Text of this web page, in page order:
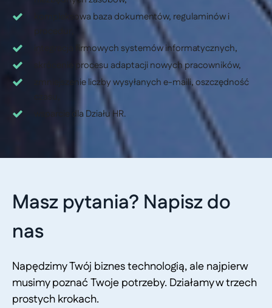
kompleksowa baza dokumentów, regulaminów i
integracja firmowych systemów informatycznych,
skrócenie procesu adaptacji nowych pracowników,
zmniejszenie liczby wysyłanych e-maili, oszczędność
wsparcie dla Działu HR.
Masz pytania? Napisz do
nas
Napędzimy Twój biznes technologią, ale najpierw
musimy poznać Twoje potrzeby. Działamy w trzech
prostych krokach.